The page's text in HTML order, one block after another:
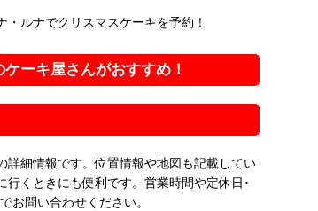
ルナでクリスマスケーキを予約！
ーキ屋さんがおすすめ！
詳細情報です。位置情報や地図も記載してい
くときにも便利です。営業時間や定休日･
お問い合わせください。